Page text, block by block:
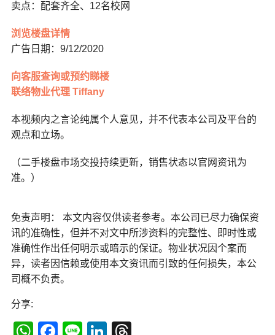
卖点：配套齐全、12名校网
浏览楼盘详情
广告日期：9/12/2020
向客服查询或预约睇楼
联络物业代理 Tiffany
本视频内之言论纯属个人意见，并不代表本公司及平台的
观点和立场。
（二手楼盘巿场交投持续更新，销售状态以官网资讯为
准。）
免责声明： 本文内容仅供读者参考。本公司已尽力确保资
讯的准确性，但并不对文中所涉资料的完整性、即时性或
准确性作出任何明示或暗示的保证。物业状况因个案而
异，读者因信赖或使用本文资讯而引致的任何损失，本公
司概不负责。
分享: